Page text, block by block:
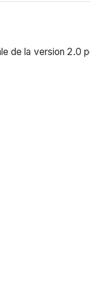
de la version